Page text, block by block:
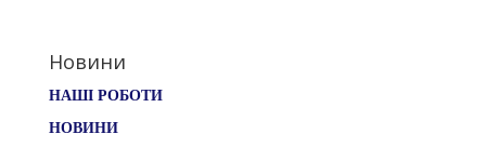
Новини
НАШІ РОБОТИ
НОВИНИ